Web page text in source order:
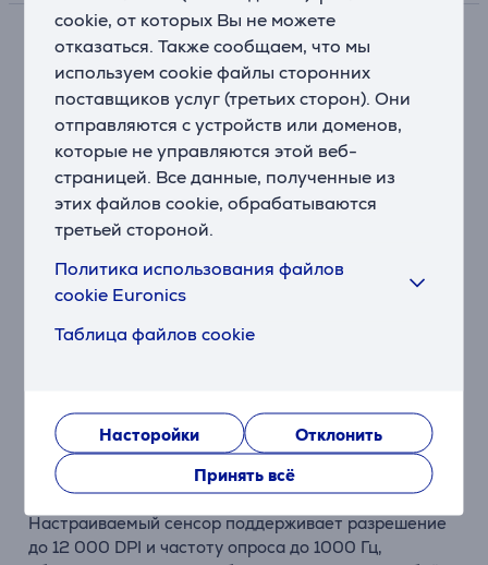
cookie, от которых Вы не можете
отказаться. Также сообщаем, что мы
используем cookie файлы сторонних
поставщиков услуг (третьих сторон). Они
отправляются с устройств или доменов,
которые не управляются этой веб-
страницей. Все данные, полученные из
этих файлов cookie, обрабатываются
третьей стороной.
Политика использования файлов
cookie Euronics
Таблица файлов cookie
Насторойки
Отклонить
Принять всё
Описание
До 100 часов игрового времени
С одной батарейкой AAA Вы получите до 100 часов
высококлассной игры в режиме 2,4 ГГц или до 200
часов в энергосберегающем режиме Bluetooth.
Легкий и эргономичный корпус
Корпус весом 70 грамм снижает утомляемость во
время длительных игровых сессий, а также
обеспечивает более быстрые движения и точное
прицеливание.
соединения или Bluetooth 5.2 для удобного
подключения без настроек.
Сенсор HyperX Custom Core
Настраиваемый сенсор поддерживает разрешение
до 12 000 DPI и частоту опроса до 1000 Гц,